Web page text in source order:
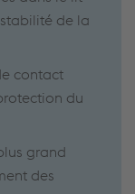
de la
contact
du
grand
des